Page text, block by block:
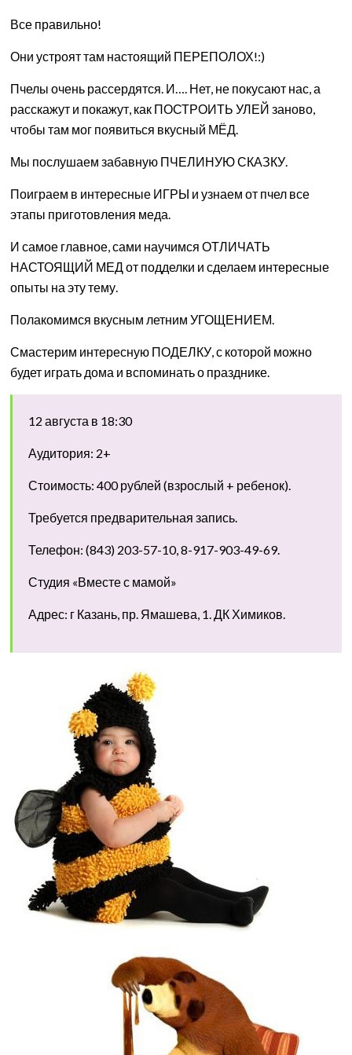
Все правильно!
Они устроят там настоящий ПЕРЕПОЛОХ!:)
Пчелы очень рассердятся. И…. Нет, не покусают нас, а
расскажут и покажут, как ПОСТРОИТЬ УЛЕЙ заново,
чтобы там мог появиться вкусный МЁД.
Мы послушаем забавную ПЧЕЛИНУЮ СКАЗКУ.
Поиграем в интересные ИГРЫ и узнаем от пчел все
этапы приготовления меда.
И самое главное, сами научимся ОТЛИЧАТЬ
НАСТОЯЩИЙ МЕД от подделки и сделаем интересные
опыты на эту тему.
Полакомимся вкусным летним УГОЩЕНИЕМ.
Смастерим интересную ПОДЕЛКУ, с которой можно
будет играть дома и вспоминать о празднике.
12 августа в 18:30
Аудитория: 2+
Стоимость: 400 рублей (взрослый + ребенок).
Требуется предварительная запись.
Телефон: (843) 203-57-10, 8-917-903-49-69.
Студия «Вместе с мамой»
Адрес: г Казань, пр. Ямашева, 1. ДК Химиков.